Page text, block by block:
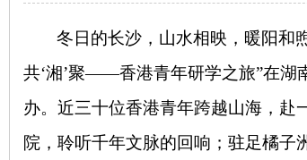
冬日的长沙，山水相映，暖阳和
共‘湘’聚——香港青年研学之旅”在湖
办。近三十位香港青年跨越山海，赴
院，聆听千年文脉的回响；驻足橘子